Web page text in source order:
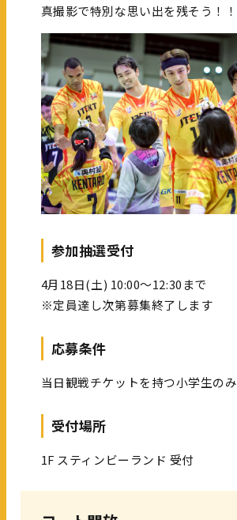
真撮影で特別な思い出を残そう！！
参加抽選受付
4月18日(土) 10:00～12:30まで
※定員達し次第募集終了します
応募条件
当日観戦チケットを持つ小学生のみ
受付場所
1F スティンビーランド 受付